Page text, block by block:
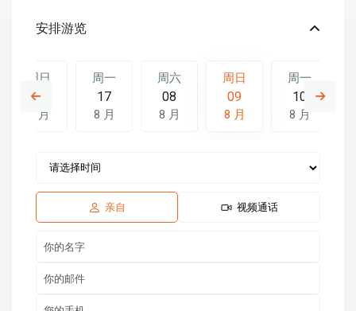
安排游览
周日
16
8 月
周一
17
8 月
周六
08
8 月
周日
09
8 月
周一
10
8 月
周六
15
周日
16
8 月
17
亲自 视频通话